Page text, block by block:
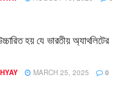
হয় যে ভারতীয় অ্যাথলিটের
MARCH 25, 2025 0